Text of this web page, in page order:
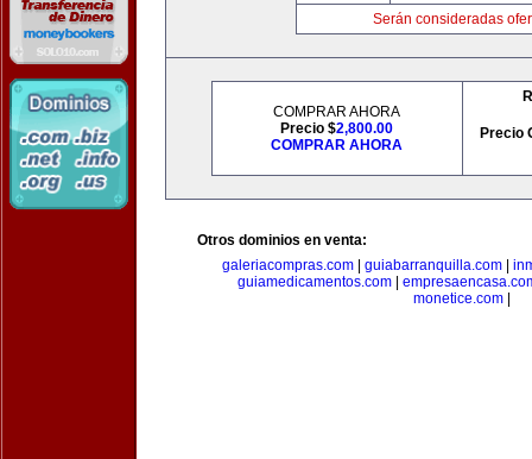
Serán consideradas
COMPRAR AHORA
Precio $2,800.00
COMPRAR AHORA
Precio
Otros dominios en venta:
galeriacompras.com
guiabarranquilla.com
guiamedicamentos.com|
monetice.com